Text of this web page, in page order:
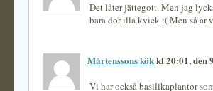
Det låter jättegott. Men jag
bara dör illa kvick :( Men så är
Mårtenssons kökkl 20:01, den
Vi har också basilikaplantor